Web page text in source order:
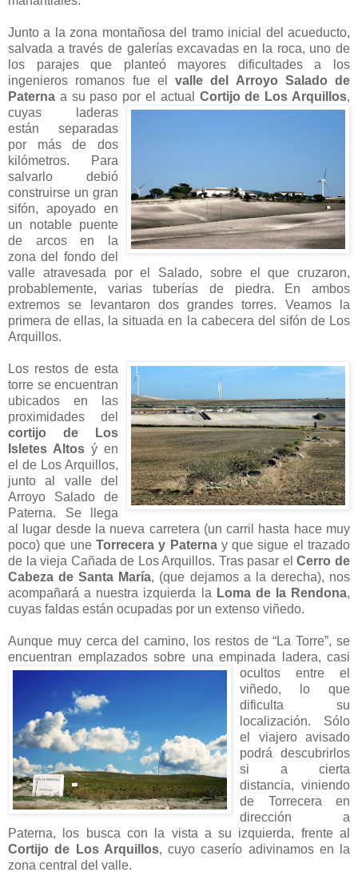
Junto a la zona montañosa del tramo inicial del acueducto,
salvada a través de galerías excavadas en la roca, uno de
los parajes que planteó mayores dificultades a los
ingenieros romanos fue el valle del Arroyo Salado de
Paterna a su paso por el actual Cortijo de Los Arquillos,
cuyas laderas
están separadas
por más de dos
kilómetros. Para
salvarlo debió
construirse un gran
sifón, apoyado en
un notable puente
de arcos en la
zona del fondo del
valle atravesada por el Salado, sobre el que cruzaron,
probablemente, varias tuberías de piedra. En ambos
extremos se levantaron dos grandes torres. Veamos la
primera de ellas, la situada en la cabecera del sifón de Los
Arquillos.
Los restos de esta
torre se encuentran
ubicados en las
proximidades del
cortijo de Los
Isletes Altos ý en
el de Los Arquillos,
junto al valle del
Arroyo Salado de
Paterna. Se llega
al lugar desde la nueva carretera (un carril hasta hace muy
poco) que une Torrecera y Paternay que sigue el trazado
de la vieja Cañada de Los Arquillos. Tras pasar elCerro de
Cabeza de Santa María, (que dejamos a la derecha), nos
acompañará a nuestra izquierda la Loma de la Rendona,
cuyas faldas están ocupadas por un extenso viñedo.
Aunque muy cerca del camino, los restos de “La Torre”, se
encuentran emplazados sobre una empinada ladera, casi
ocultos entre el
viñedo, lo que
dificulta su
localización. Sólo
el viajero avisado
podrá descubrirlos
si a cierta
distancia, viniendo
de Torrecera en
dirección a
Paterna, los busca con la vista a su izquierda, frente al
Cortijo de Los Arquillos, cuyo caserío adivinamos en la
zona central del valle.